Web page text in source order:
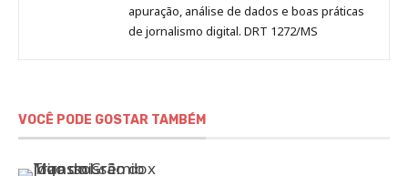
apuração, análise de dados e boas práticas
de jornalismo digital. DRT 1272/MS
VOCÊ PODE GOSTAR TAMBÉM